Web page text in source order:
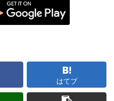
はてブ